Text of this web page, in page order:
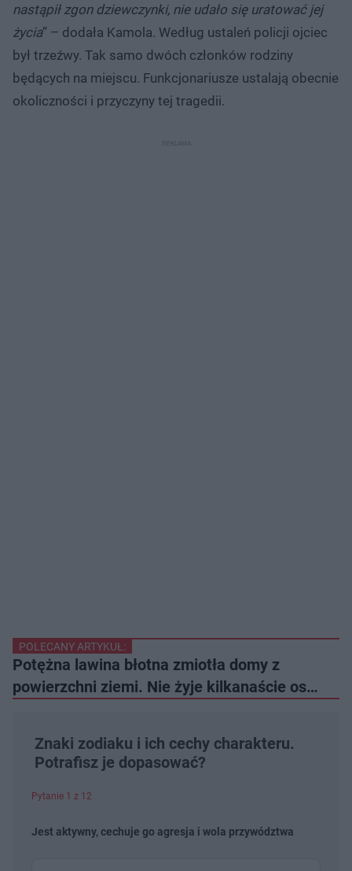
nastąpił zgon dziewczynki, nie udało się uratować jej
życia” – dodała Kamola. Według ustaleń policji ojciec
był trzeźwy. Tak samo dwóch członków rodziny
będących na miejscu. Funkcjonariusze ustalają obecnie
okoliczności i przyczyny tej tragedii.
POLECANY ARTYKUŁ:
Potężna lawina błotna zmiotła domy z
powierzchni ziemi. Nie żyje kilkanaście os…
Znaki zodiaku i ich cechy charakteru.
Potrafisz je dopasować?
Pytanie 1 z 12
Jest aktywny, cechuje go agresja i wola przywództwa